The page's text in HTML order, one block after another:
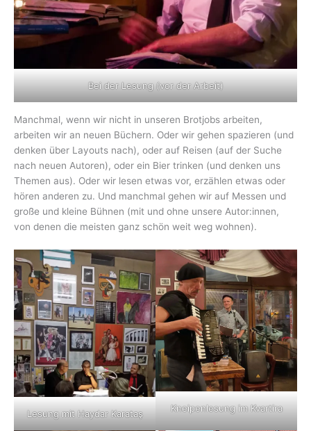
Bei der Lesung (vor der Arbeit)
Manchmal, wenn wir nicht in unseren Brotjobs arbeiten,
arbeiten wir an neuen Büchern. Oder wir gehen spazieren (und
denken über Layouts nach), oder auf Reisen (auf der Suche
nach neuen Autoren), oder ein Bier trinken (und denken uns
Themen aus). Oder wir lesen etwas vor, erzählen etwas oder
hören anderen zu. Und manchmal gehen wir auf Messen und
große und kleine Bühnen (mit und ohne unsere Autor:innen,
von denen die meisten ganz schön weit weg wohnen).
Lesung mit Haydar Karataş
Kneipenlesung im Kvartira